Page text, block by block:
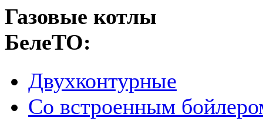
Газовые котлы
БелеТО:
Двухконтурные
Со встроенным